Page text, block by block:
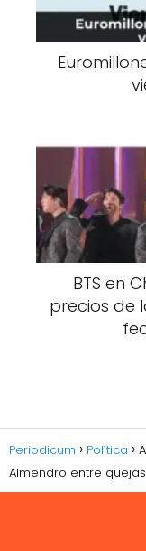
BTS en
precios de
Periodicum Política
Almendro entre